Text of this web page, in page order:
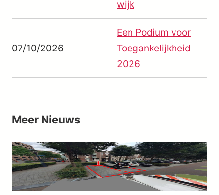
wijk
07/10/2026
Een Podium voor
Toegankelijkheid
2026
Meer Nieuws